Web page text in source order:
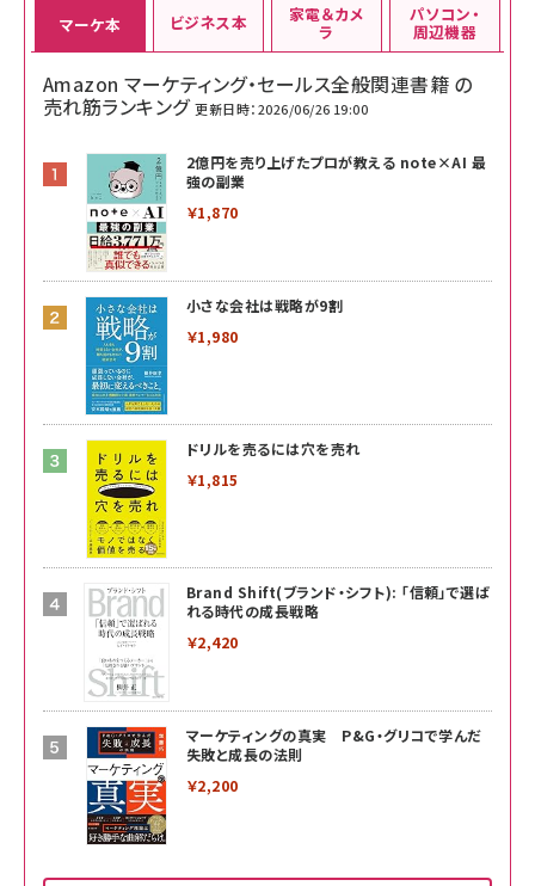
マーケ本
Amazon マーケティング・セールス全般関連書籍 の
売れ筋ランキング 更新日時：2026/06/26 19:00
2億円を売り上げたプロが教える note×AI 最
強の副業
￥1,870
小さな会社は戦略が9割
￥1,980
ドリルを売るには穴を売れ
￥1,815
Brand Shift(ブランド・シフト): 「信頼」で選ば
れる時代の成長戦略
￥2,420
マーケティングの真実 P&G・グリコで学んだ
失敗と成長の法則
￥2,200
ビジネス本 家電＆カメ
ラ
パソコン・
周辺機器